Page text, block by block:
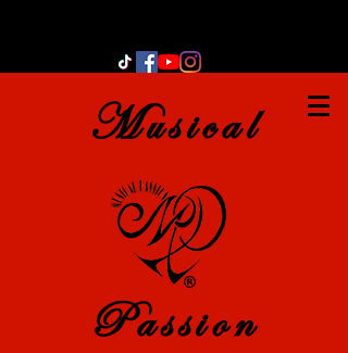
Passion
Musical